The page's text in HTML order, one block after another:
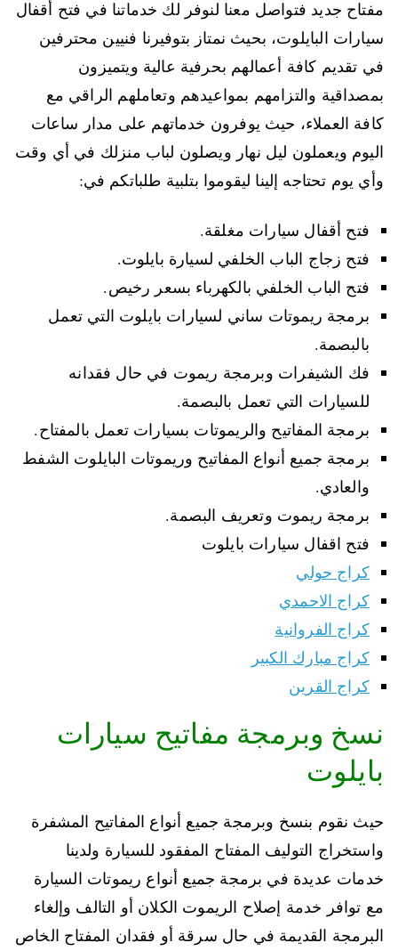
مفتاح جديد فتواصل معنا لنوفر لك خدماتنا في فتح أقفال
سيارات البايلوت، بحيث نمتاز بتوفيرنا فنيين محترفين
في تقديم كافة أعمالهم بحرفية عالية ويتميزون
بمصداقية والتزامهم بمواعيدهم وتعاملهم الراقي مع
كافة العملاء، حيث يوفرون خدماتهم على مدار ساعات
اليوم ويعملون ليل نهار ويصلون لباب منزلك في أي وقت
وأي يوم تحتاجه إلينا ليقوموا بتلبية طلباتكم في:
فتح أقفال سيارات مغلقة.
فتح زجاج الباب الخلفي لسيارة بايلوت.
فتح الباب الخلفي بالكهرباء بسعر رخيص.
برمجة ريموتات ساني لسيارات بايلوت التي تعمل
بالبصمة.
فك الشيفرات وبرمجة ريموت في حال فقدانه
للسيارات التي تعمل بالبصمة.
برمجة المفاتيح والريموتات بسيارات تعمل بالمفتاح.
برمجة جميع أنواع المفاتيح وريموتات البايلوت الشفط
والعادي.
برمجة ريموت وتعريف البصمة.
فتح اقفال سيارات بايلوت
كراج حولي
كراج الاحمدي
كراج الفروانية
كراج مبارك الكبير
كراج القرين
نسخ وبرمجة مفاتيح سيارات
بايلوت
حيث نقوم بنسخ وبرمجة جميع أنواع المفاتيح المشفرة
واستخراج التوليف المفتاح المفقود للسيارة ولدينا
خدمات عديدة في برمجة جميع أنواع ريموتات السيارة
مع توافر خدمة إصلاح الريموت الكلان أو التالف وإلغاء
البرمجة القديمة في حال سرقة أو فقدان المفتاح الخاص